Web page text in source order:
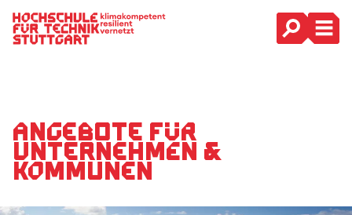
Hauptnavigation
Angebote für
Unternehmen &
Kommunen